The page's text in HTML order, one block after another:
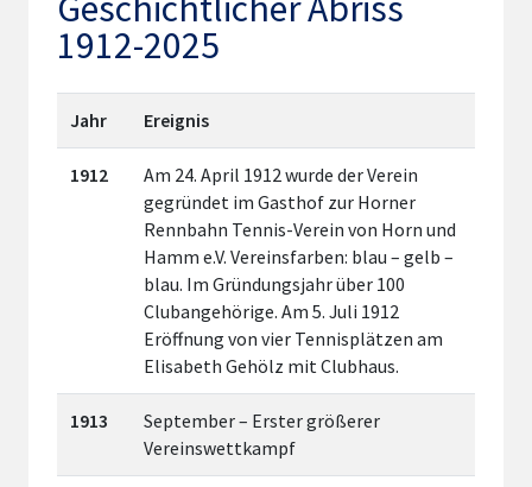
1912-2025
Jahr Ereignis
1912
Am 24. April 1912 wurde der Verein
gegründet im Gasthof zur Horner
Rennbahn Tennis-Verein von Horn und
Hamm e.V. Vereinsfarben: blau – gelb –
blau. Im Gründungsjahr über 100
Clubangehörige. Am 5. Juli 1912
Eröffnung von vier Tennisplätzen am
Elisabeth Gehölz mit Clubhaus.
1913
September – Erster größerer
Vereinswettkampf